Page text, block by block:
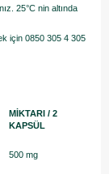
25°C nin altında
için 0850 305 4 305
MİKTARI / 2
KAPSÜL
500 mg